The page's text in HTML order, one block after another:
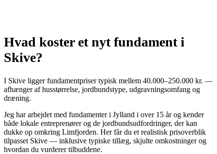
Hvad koster et nyt fundament i
Skive?
I Skive ligger fundamentpriser typisk mellem 40.000–250.000 kr. —
afhænger af husstørrelse, jordbundstype, udgravningsomfang og
dræning.
Jeg har arbejdet med fundamenter i Jylland i over 15 år og kender
både lokale entreprenører og de jordbunds­udfordringer, der kan
dukke op omkring Limfjorden. Her får du et realistisk prisoverblik
tilpasset Skive — inklusive typiske tillæg, skjulte omkostninger og
hvordan du vurderer tilbuddene.